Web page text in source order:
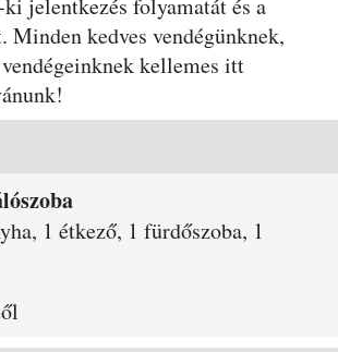
jelentkezés folyamatát és a
Minden kedves vendégünknek,
kellemes itt
1 étkező, 1 fürdőszoba, 1